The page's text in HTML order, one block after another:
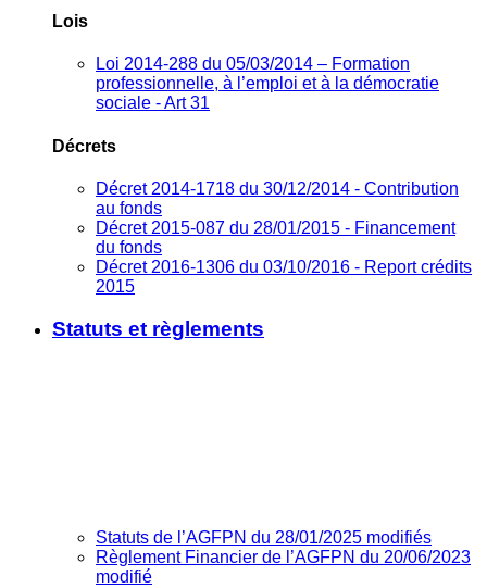
Lois
Loi 2014-288 du 05/03/2014 – Formation
professionnelle, à l’emploi et à la démocratie
sociale - Art 31
Décrets
Décret 2014-1718 du 30/12/2014 - Contribution
au fonds
Décret 2015-087 du 28/01/2015 - Financement
du fonds
Décret 2016-1306 du 03/10/2016 - Report crédits
2015
Statuts et règlements
Statuts de l’AGFPN du 28/01/2025 modifiés
Règlement Financier de l’AGFPN du 20/06/2023
modifié